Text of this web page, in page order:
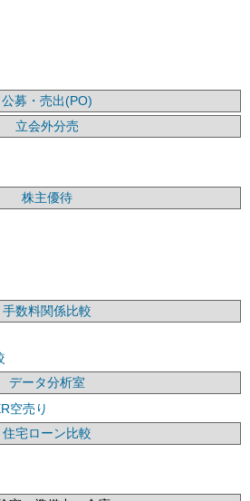
公募・売出(PO)
立会外分売
株主優待
手数料関係比較
データ分析室
空売り
住宅ローン比較